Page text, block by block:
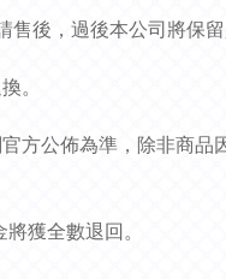
後，過後本公司將保留
。
方公佈為準，除非商
獲全數退回。